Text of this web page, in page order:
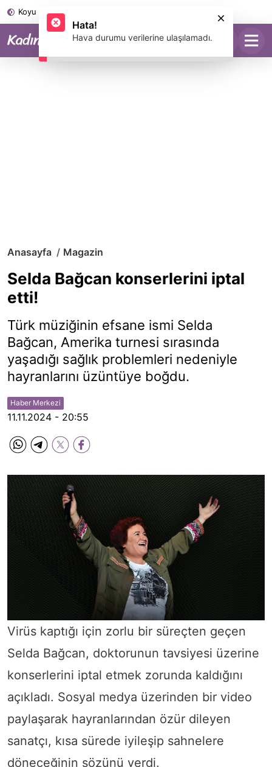
Koyu Mod
Anasayfa Magazin
Selda Bağcan konserlerini iptal
etti!
Türk müziğinin efsane ismi Selda
Bağcan, Amerika turnesi sırasında
yaşadığı sağlık problemleri nedeniyle
hayranlarını üzüntüye boğdu.
Haber Merkezi
11.11.2024 - 20:55
Virüs kaptığı için zorlu bir süreçten geçen
Selda Bağcan, doktorunun tavsiyesi üzerine
konserlerini iptal etmek zorunda kaldığını
açıkladı. Sosyal medya üzerinden bir video
paylaşarak hayranlarından özür dileyen
sanatçı, kısa sürede iyileşip sahnelere
döneceğinin sözünü verdi.